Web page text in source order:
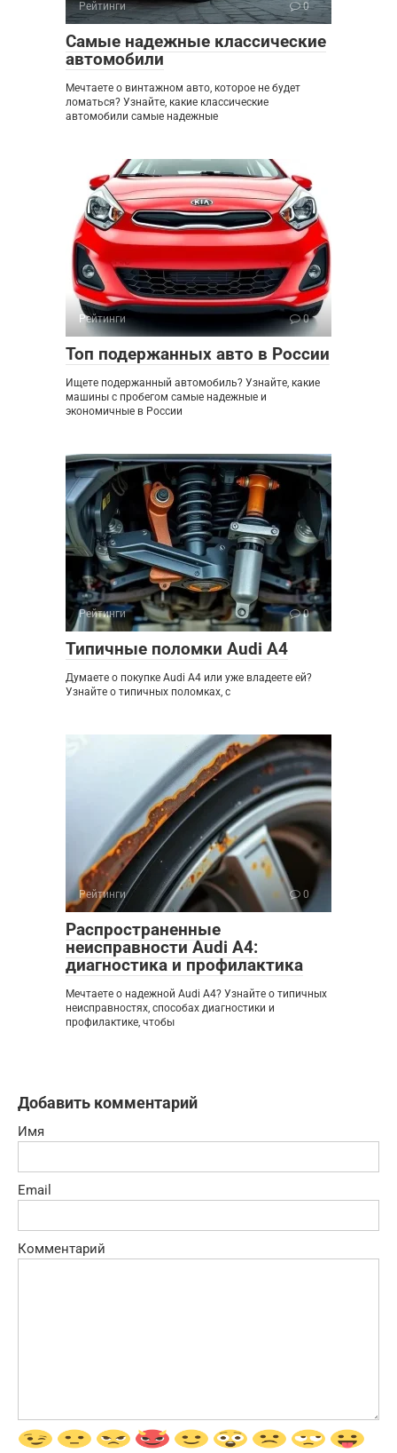
Рейтинги 0
Самые надежные классические
автомобили
Мечтаете о винтажном авто, которое не будет
ломаться? Узнайте, какие классические
автомобили самые надежные
Рейтинги 0
Топ подержанных авто в России
Ищете подержанный автомобиль? Узнайте, какие
машины с пробегом самые надежные и
экономичные в России
Рейтинги 0
Типичные поломки Audi A4
Думаете о покупке Audi A4 или уже владеете ей?
Узнайте о типичных поломках, с
Рейтинги 0
Распространенные
неисправности Audi A4:
диагностика и профилактика
Мечтаете о надежной Audi A4? Узнайте о типичных
неисправностях, способах диагностики и
профилактике, чтобы
Добавить комментарий
Имя
Email
Комментарий